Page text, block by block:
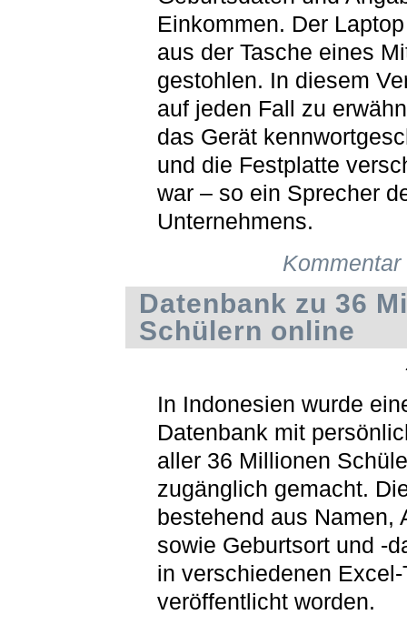
Einkommen. Der
aus der Tasche eines
gestohlen. In diesem
auf jeden Fall zu
das Gerät
und die Festplatte
war – so ein Sprecher
Unternehmens.
Datenbank zu 36
Schülern online
In Indonesien wurde
Datenbank mit
aller 36 Millionen
zugänglich gemacht.
bestehend aus Namen,
sowie Geburtsort und -
in verschiedenen Excel-
veröffentlicht worden.